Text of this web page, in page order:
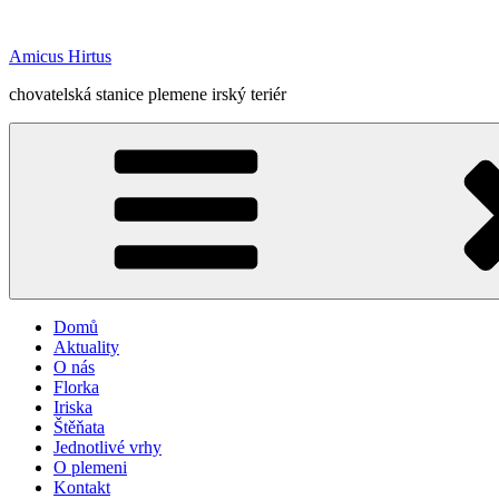
obsahu
Amicus Hirtus
chovatelská stanice plemene irský teriér
Domů
Aktuality
O nás
Florka
Iriska
Štěňata
Jednotlivé vrhy
O plemeni
Kontakt